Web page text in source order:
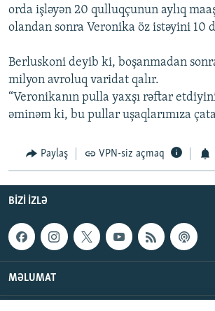
İNFOQRAFIKA
AZƏRBAYCAN ƏDƏBIYYATI KITABXANASI
İZ - MƏDƏNIYYƏT PROQRAMI
MISSIYAMIZ
PEŞƏ ETIKASI VƏ JURNALISTIKA STANDARTLARIMIZ
MATERIALLARIMIZDAN ISTIFADƏ
AZADLIQRADIOSU MOBIL TELEFONUNUZDA
BIZIMLƏ ƏLAQƏ
BIZI IZLƏ
RFE/RL-in bütün saytları
orda işləyən 20 qulluqçunun aylıq
olandan sonra Veronika öz istəyini 10
Berluskoni deyib ki, boşanmadan
milyon avroluq varidat qalır.
“Veronikanın pulla yaxşı rəftar
əminəm ki, bu pullar uşaqlarımıza
Paylaş VPN-siz açmaq
BIZI IZLƏ
MƏLUMAT